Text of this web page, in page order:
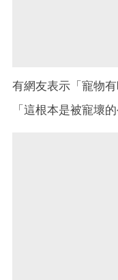
有網友表示「寵物
「這根本是被寵壞